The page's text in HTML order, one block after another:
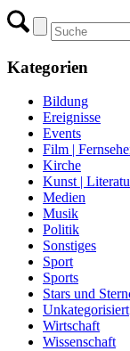
Kategorien
Bildung
Ereignisse
Events
Film |
Kirche
Kunst |
Medien
Musik
Politik
Sonstiges
Sport
Sports
Stars und
Unkategorisiert
Wirtschaft
Wissenschaft